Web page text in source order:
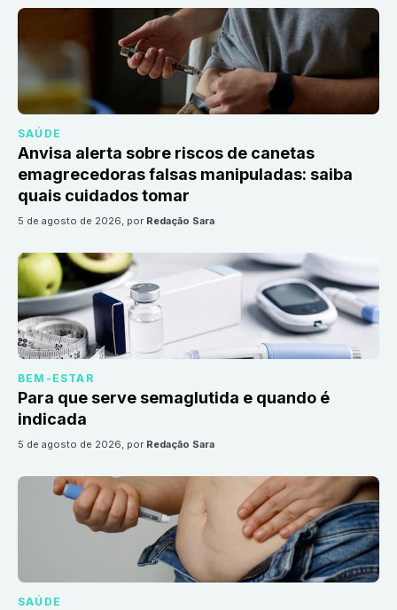
SAÚDE
Anvisa alerta sobre riscos de canetas
emagrecedoras falsas manipuladas: saiba
quais cuidados tomar
5 de agosto de 2026, por Redação Sara
BEM-ESTAR
Para que serve semaglutida e quando é
indicada
5 de agosto de 2026, por Redação Sara
SAÚDE